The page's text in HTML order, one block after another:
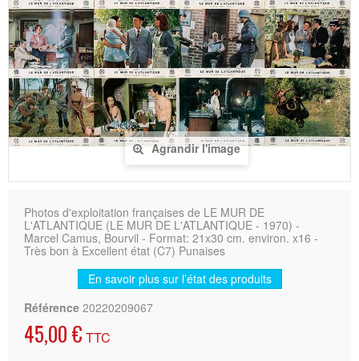
Agrandir l'image
Photos d'exploitation françaises de LE MUR DE
L'ATLANTIQUE (LE MUR DE L'ATLANTIQUE - 1970) -
Marcel Camus, Bourvil - Format: 21x30 cm. environ. x16 -
Très bon à Excellent état (C7) Punaises
En savoir plus sur l’état des produits
Référence 20220209067
45,00 € TTC